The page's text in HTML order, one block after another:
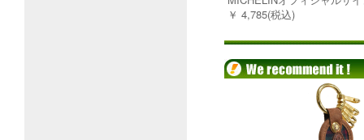
￥ 4,785(税込)